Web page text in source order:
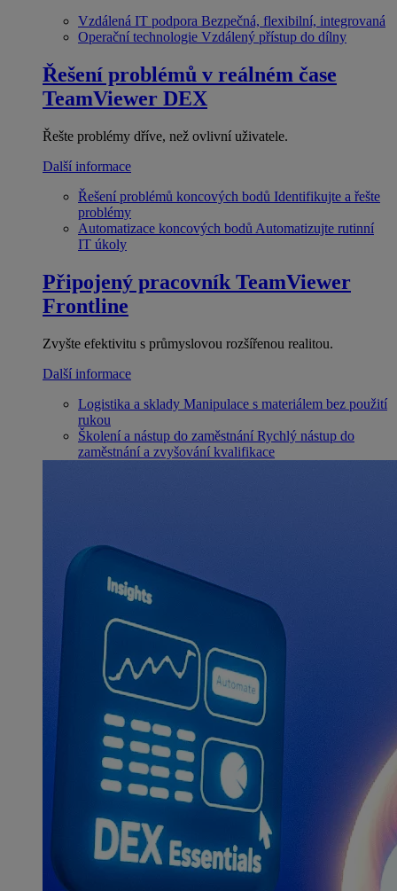
Vzdálená IT podpora Bezpečná, flexibilní, integrovaná
Operační technologie Vzdálený přístup do dílny
Řešení problémů v reálném čase
TeamViewer DEX
Řešte problémy dříve, než ovlivní uživatele.
Další informace
Řešení problémů koncových bodů Identifikujte a řešte
problémy
Automatizace koncových bodů Automatizujte rutinní
IT úkoly
Připojený pracovník TeamViewer
Frontline
Zvyšte efektivitu s průmyslovou rozšířenou realitou.
Další informace
Logistika a sklady Manipulace s materiálem bez použití
rukou
Školení a nástup do zaměstnání Rychlý nástup do
zaměstnání a zvyšování kvalifikace